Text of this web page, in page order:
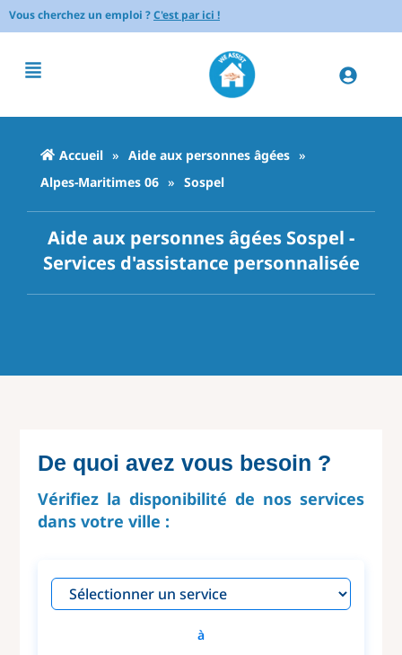
Vous cherchez un emploi ?C'est par ici !
Accueil » Aide aux personnes âgées »
Alpes-Maritimes 06 » Sospel
Aide aux personnes âgées Sospel -
Services d'assistance personnalisée
De quoi avez vous besoin ?
Vérifiez la disponibilité de nos services
dans votre ville :
à